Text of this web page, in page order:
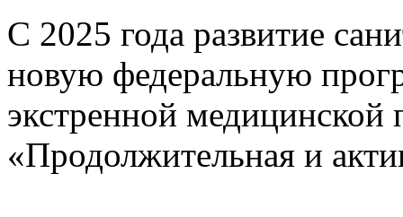
С 2025 года развитие
новую федеральную
экстренной
«Продолжительная и